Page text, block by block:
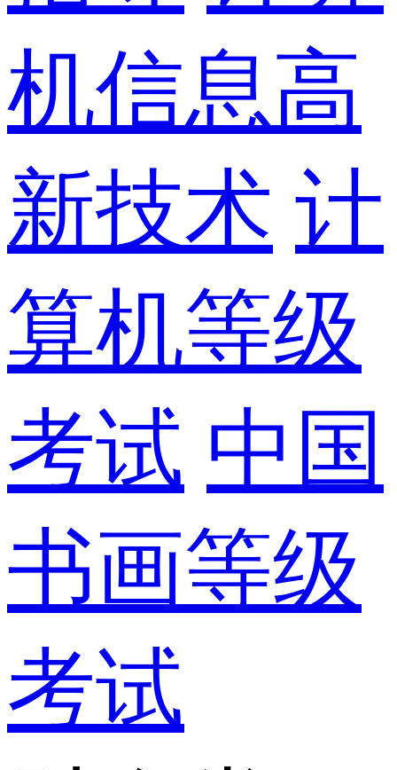
机信息高
新技术 计
算机等级
考试 中国
书画等级
考试